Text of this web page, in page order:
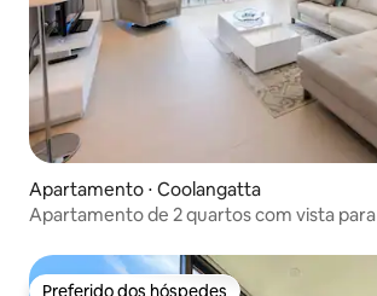
Apartamento ⋅ Coolangatta
Apartamento de 2 quartos com vista
Preferido dos hóspedes